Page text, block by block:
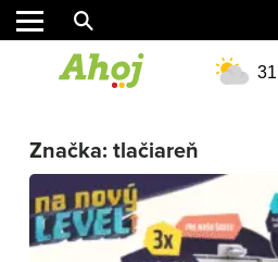
ŠPORT
KULTÚRA
FOTKY
Značka: tlačiareň